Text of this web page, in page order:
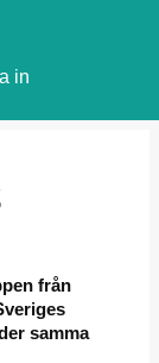
in
från
samma